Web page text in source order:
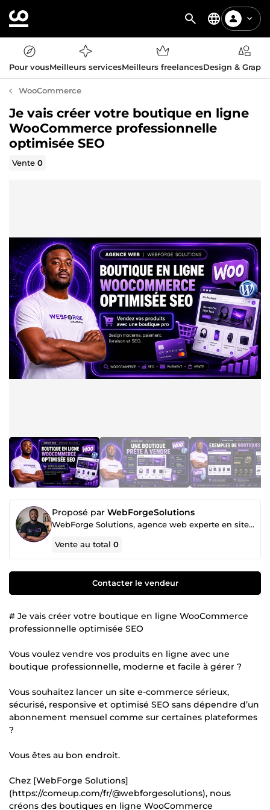
Pour vousMeilleurs servicesMeilleurs freelancesDesign &
WooCommerce
Je vais créer votre boutique en ligne
WooCommerce professionnelle
optimisée SEO
Vente0
Proposé par WebForgeSolutions
WebForge Solutions, agence web experte en sites, apps, SEO, IA et automatisation
Vente au total0
Contacter le vendeur
# Je vais créer votre boutique en ligne WooCommerce
professionnelle optimisée SEO
Vous voulez vendre vos produits en ligne avec une
boutique professionnelle, moderne et facile à gérer ?
Vous souhaitez lancer un site e-commerce sérieux,
sécurisé, responsive et optimisé SEO sans dépendre d’un
abonnement mensuel comme sur certaines plateformes
?
Vous êtes au bon endroit.
Chez [WebForge Solutions]
(https://comeup.com/fr/@webforgesolutions), nous
créons des boutiques en ligne WooCommerce